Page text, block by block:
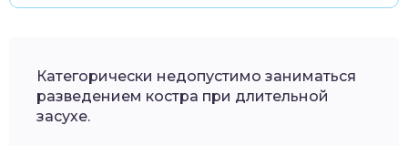
Категорически недопустимо заниматься
разведением костра при длительной
засухе.